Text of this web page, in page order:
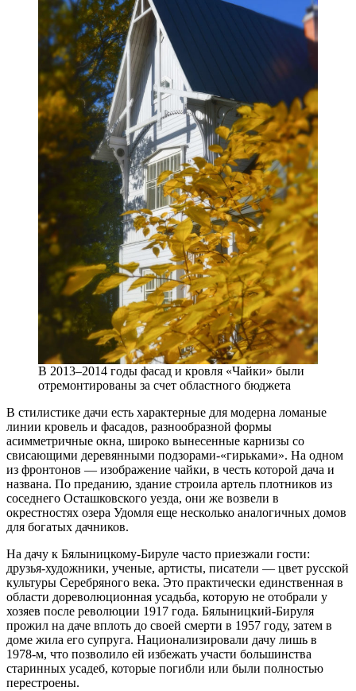
В 2013–2014 годы фасад и кровля «Чайки» были
отремонтированы за счет областного бюджета
В стилистике дачи есть характерные для модерна ломаные
линии кровель и фасадов, разнообразной формы
асимметричные окна, широко вынесенные карнизы со
свисающими деревянными подзорами-«гирьками». На одном
из фронтонов — ​изображение чайки, в честь которой дача и
названа. По преданию, здание строила артель плотников из
соседнего Осташковского уезда, они же возвели в
окрестностях озера Удомля еще несколько аналогичных домов
для богатых дачников.
На дачу к Бялыницкому-­Бируле часто приезжали гости:
друзья­-художники, ученые, артисты, писатели — ​цвет русской
культуры Серебряного века. Это практически единственная в
области дореволюционная усадьба, которую не отобрали у
хозяев после революции 1917 года. Бялыницкий-­Бируля
прожил на даче вплоть до своей смерти в 1957 году, затем в
доме жила его супруга. Национализировали дачу лишь в
1978‑м, что позволило ей избежать участи большинства
старинных усадеб, которые погибли или были полностью
перестроены.